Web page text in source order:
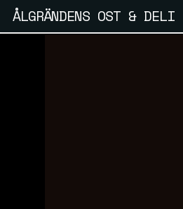
SkipÅLGRÄNDENS OST & DELI